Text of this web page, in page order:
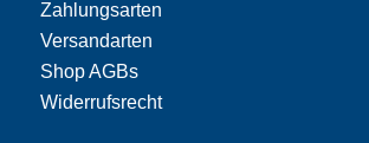
Zahlungsarten
Versandarten
Shop AGBs
Widerrufsrecht